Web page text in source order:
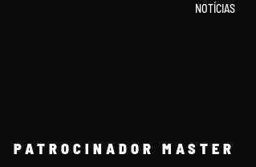
NOTÍCIAS
PATROCINADOR MASTER